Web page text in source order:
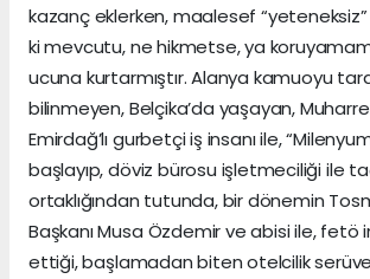
kazanç eklerken, maalesef “yeteneksiz”
ki mevcutu, ne hikmetse, ya
ucuna kurtarmıştır. Alanya kamuoyu
bilinmeyen, Belçika’da yaşayan,
Emirdağ’lı gurbetçi iş insanı ile,
başlayıp, döviz bürosu işletmeciliği ile
ortaklığından tutunda, bir dönemin
Başkanı Musa Özdemir ve abisi ile, fetö
ettiği, başlamadan biten otelcilik